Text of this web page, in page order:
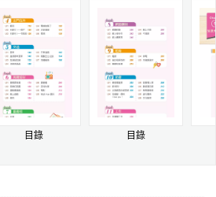
目錄 目錄